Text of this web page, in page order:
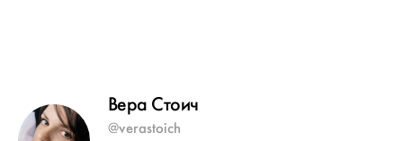
Вера Стоич
@verastoich